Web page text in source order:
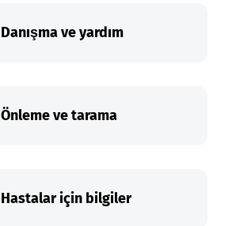
Danışma ve yardım
Önleme ve tarama
Hastalar için bilgiler